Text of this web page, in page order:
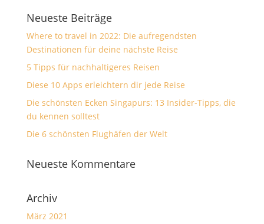
Neueste Beiträge
Where to travel in 2022: Die aufregendsten
Destinationen für deine nächste Reise
5 Tipps für nachhaltigeres Reisen
Diese 10 Apps erleichtern dir jede Reise
Die schönsten Ecken Singapurs: 13 Insider-Tipps, die
du kennen solltest
Die 6 schönsten Flughäfen der Welt
Neueste Kommentare
Archiv
März 2021